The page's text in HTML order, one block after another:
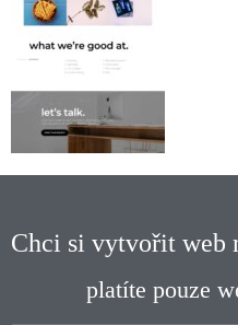
Chci si vytvořit web
platíte pouze